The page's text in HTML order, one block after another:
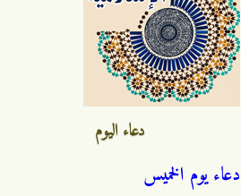
دعاء اليوم
دعاء يوم الخميس